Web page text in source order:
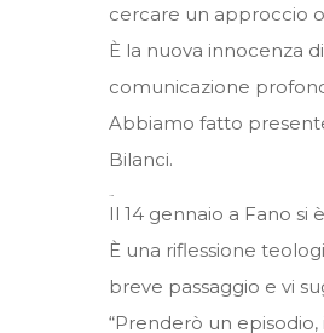
cercare un approccio
È la nuova innocenza
comunicazione
Abbiamo fatto
Bilanci.
Il 14 gennaio a Fano
È una riflessione
breve passaggio e vi
“Prenderò un